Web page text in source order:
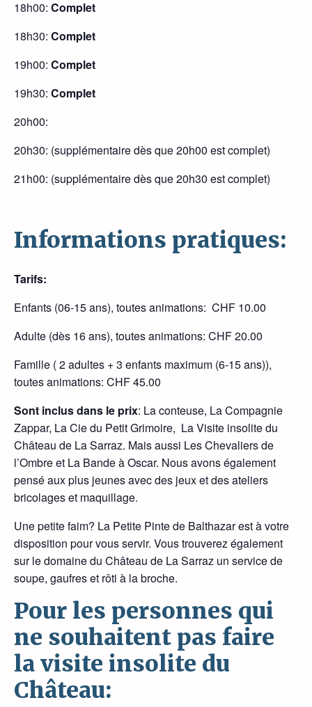
18h00: Complet
18h30: Complet
19h00: Complet
19h30: Complet
20h00:
20h30: (supplémentaire dès que 20h00 est complet)
21h00: (supplémentaire dès que 20h30 est complet)
Informations pratiques:
Tarifs:
Enfants (06-15 ans), toutes animations: CHF 10.00
Adulte (dès 16 ans), toutes animations: CHF 20.00
Famille ( 2 adultes + 3 enfants maximum (6-15 ans)),
toutes animations: CHF 45.00
Sont inclus dans le prix: La conteuse, La Compagnie
Zappar, La Cie du Petit Grimoire, La Visite insolite du
Château de La Sarraz. Mais aussi Les Chevaliers de
l’Ombre et La Bande à Oscar. Nous avons également
pensé aux plus jeunes avec des jeux et des ateliers
bricolages et maquillage.
Une petite faim? La Petite Pinte de Balthazar est à votre
disposition pour vous servir. Vous trouverez également
sur le domaine du Château de La Sarraz un service de
soupe, gaufres et rôti à la broche.
Pour les personnes qui
ne souhaitent pas faire
la visite insolite du
Château: